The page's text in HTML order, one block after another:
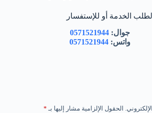
لطلب الخدمة أو للإستفسار
جوال:0571521944
واتس:0571521944
الحقول الإلزامية مشار إليها بـ *